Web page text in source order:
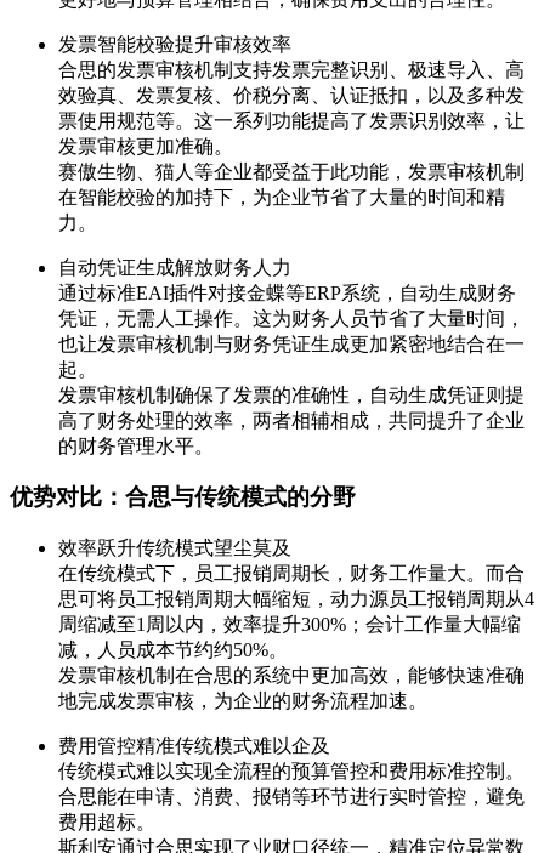
发票智能校验提升审核效率
合思的发票审核机制支持发票完整识别、极速导入、高
效验真、发票复核、价税分离、认证抵扣，以及多种发
票使用规范等。这一系列功能提高了发票识别效率，让
发票审核更加准确。
赛傲生物、猫人等企业都受益于此功能，发票审核机制
在智能校验的加持下，为企业节省了大量的时间和精
力。
自动凭证生成解放财务人力
通过标准EAI插件对接金蝶等ERP系统，自动生成财务
凭证，无需人工操作。这为财务人员节省了大量时间，
也让发票审核机制与财务凭证生成更加紧密地结合在一
起。
发票审核机制确保了发票的准确性，自动生成凭证则提
高了财务处理的效率，两者相辅相成，共同提升了企业
的财务管理水平。
优势对比：合思与传统模式的分野
效率跃升传统模式望尘莫及
在传统模式下，员工报销周期长，财务工作量大。而合
思可将员工报销周期大幅缩短，动力源员工报销周期从4
周缩减至1周以内，效率提升300%；会计工作量大幅缩
减，人员成本节约约50%。
发票审核机制在合思的系统中更加高效，能够快速准确
地完成发票审核，为企业的财务流程加速。
费用管控精准传统模式难以企及
传统模式难以实现全流程的预算管控和费用标准控制。
合思能在申请、消费、报销等环节进行实时管控，避免
费用超标。
斯利安通过合思实现了业财口径统一，精准定位异常数